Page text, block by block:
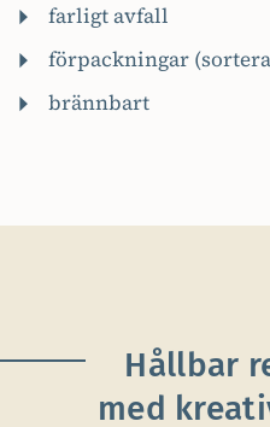
farligt avfall
förpackningar
brännbart
Hållbar
med